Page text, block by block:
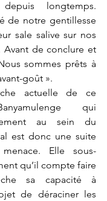
depuis longtemps.
de notre gentillesse
sale salive sur nos
de conclure et
sommes prêts à
goût ».
qui
au sein du
est donc une suite
Elle sous-
qu’il compte faire
sa capacité à
de déraciner les